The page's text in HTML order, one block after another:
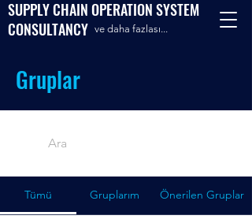
SUPPLY CHAIN OPERATION SYSTEM
CONSULTANCY ve daha fazlası...
Gruplar
Tümü Gruplarım Önerilen Gruplar